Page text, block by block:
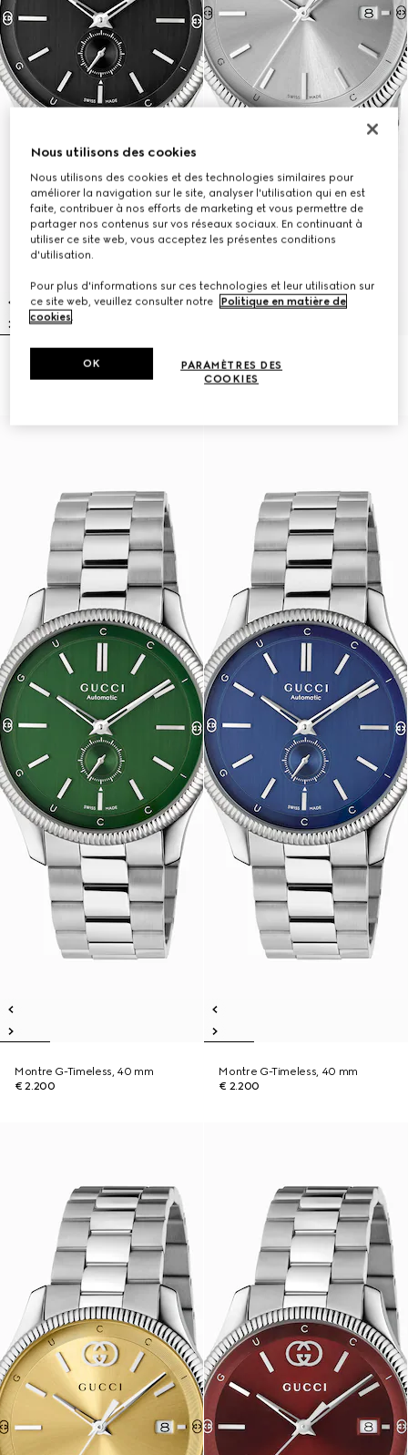
Montre G-Timeless, 40 mm
€ 2.200
Montre G-Timeless, 38 mm
€ 1.500
Montre G-Timeless, 40 mm
€ 2.200
Montre G-Timeless, 40 mm
€ 2.200
Nous utilisons des cookies
Nous utilisons des cookies et des technologies similaires pour
améliorer la navigation sur le site, analyser l'utilisation qui en est
faite, contribuer à nos efforts de marketing et vous permettre de
partager nos contenus sur vos réseaux sociaux. En continuant à
utiliser ce site web, vous acceptez les présentes conditions
d'utilisation.
Pour plus d'informations sur ces technologies et leur utilisation sur
ce site web, veuillez consulter notre
Politique en matière de
cookies.
PARAMÈTRES DES
COOKIES
OK